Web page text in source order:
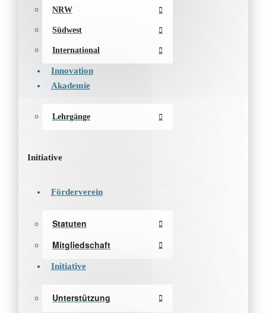
NRW
Südwest
International
Innovation
Akademie
Lehrgänge
Initiative
Förderverein
Statuten
Mitgliedschaft
Initiative
Unterstützung